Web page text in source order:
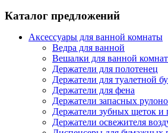
Каталог предложений
Аксессуары для ванной комнаты
Ведра для ванной
Вешалки для ванной
Держатели для полотенец
Держатели для туалетной
Держатели для фена
Держатели запасных
Держатели зубных щеток и
Держатели освежителя